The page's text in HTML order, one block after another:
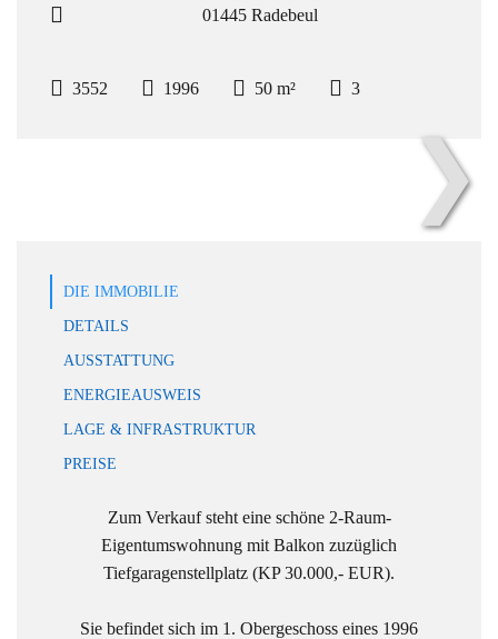
01445 Radebeul
3552 1996 50 m² 3
❯
DIE IMMOBILIE
DETAILS
AUSSTATTUNG
ENERGIEAUSWEIS
LAGE & INFRASTRUKTUR
PREISE
Zum Verkauf steht eine schöne 2-Raum-
Eigentumswohnung mit Balkon zuzüglich
Tiefgaragenstellplatz (KP 30.000,- EUR).
Sie befindet sich im 1. Obergeschoss eines 1996